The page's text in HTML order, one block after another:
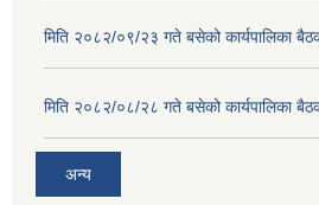
मिति २०८२/०९/२३ गते बसेको कार्यपालिका
मिति २०८२/०८/२८ गते बसेको कार्यपालिका
अन्य